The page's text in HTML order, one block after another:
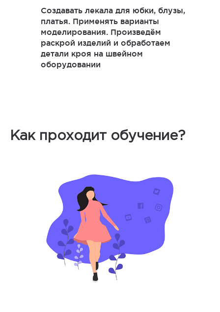
Создавать лекала для юбки, блузы,
платья. Применять варианты
моделирования. Произведём
раскрой изделий и обработаем
детали кроя на швейном
оборудовании
Как проходит обучение?